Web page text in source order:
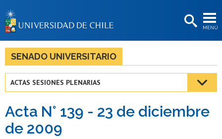
MENÚ
BIBLIOTECAS
LA UNIVERSIDAD
Estudiantes
Académicas/os
SENADO UNIVERSITARIO
ACTAS SESIONES PLENARIAS
Acta N° 139 - 23 de diciembre
de 2009